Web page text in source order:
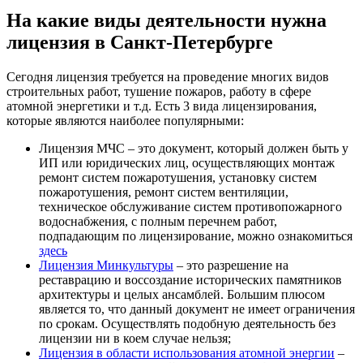
На какие виды деятельности нужна
лицензия в Санкт-Петербурге
Сегодня лицензия требуется на проведение многих видов
строительных работ, тушение пожаров, работу в сфере
атомной энергетики и т.д. Есть 3 вида лицензирования,
которые являются наиболее популярными:
Лицензия МЧС – это документ, который должен быть у
ИП или юридических лиц, осуществляющих монтаж
ремонт систем пожаротушения, установку систем
пожаротушения, ремонт систем вентиляции,
техническое обслуживание систем противопожарного
водоснабжения, с полным перечнем работ,
подпадающим по лицензирование, можно ознакомиться
здесь
Лицензия Минкультуры – это разрешение на
реставрацию и воссоздание исторических памятников
архитектуры и целых ансамблей. Большим плюсом
является то, что данный документ не имеет ограничения
по срокам. Осуществлять подобную деятельность без
лицензии ни в коем случае нельзя;
Лицензия в области использования атомной энергии –